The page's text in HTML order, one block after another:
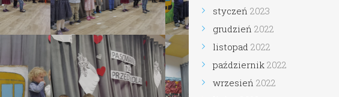
styczeń 2023
grudzień 2022
listopad 2022
październik 2022
wrzesień 2022